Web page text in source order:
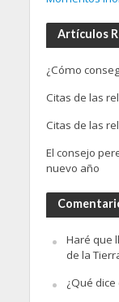
Artículos
¿Cómo
Citas de las
Citas de las
El consejo
nuevo año
Haré que
de la
¿Qué